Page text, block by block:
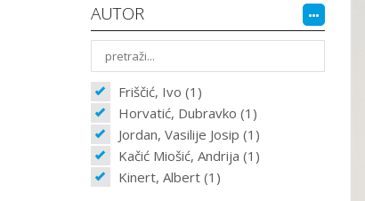
AUTOR
Friščić, Ivo (1)
Horvatić, Dubravko (1)
Jordan, Vasilije Josip (1)
Kačić Miošić, Andrija (1)
Kinert, Albert (1)